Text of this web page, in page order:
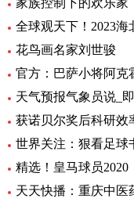
花鸟画名家刘世骏
官方：巴萨小将阿克
天气预报气象员说_
世界关注：狠看足球
精选！皇马球员2020
天天快播：重庆中医